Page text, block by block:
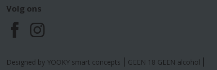
Volg ons
F
a
I
n
Designed by YOOKY smart concepts GEEN 18 GEEN alcohol